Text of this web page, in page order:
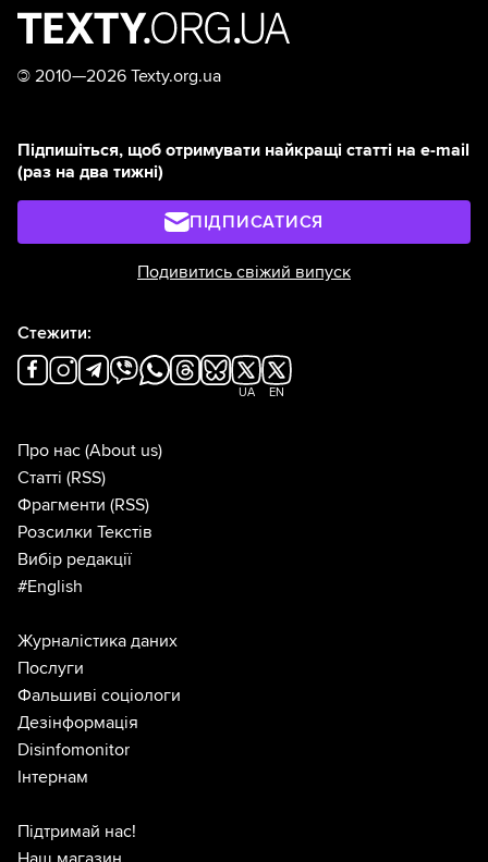
© 2010—2026 Texty.org.ua
Підпишіться, щоб отримувати найкращі статті на e-mail
(раз на два тижні)
ПІДПИСАТИСЯ
Подивитись свіжий випуск
Стежити:
UA EN
Про нас (About us)
Статті (RSS)
Фрагменти (RSS)
Розсилки Текстів
Вибір редакції
#English
Журналістика даних
Послуги
Фальшиві соціологи
Дезінформація
Disinfomonitor
Інтернам
Підтримай нас!